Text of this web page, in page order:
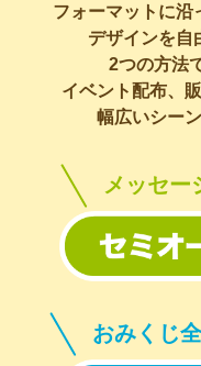
フォーマットに沿
デザインを自
2つの方法
イベント配布、
幅広いシー
メッセー
おみくじ